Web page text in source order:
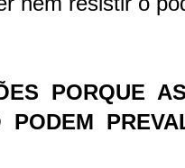
PORQUE
PODEM